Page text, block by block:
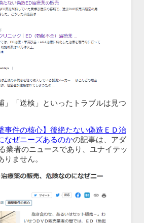
」「送検」といったトラブルは見つ
事件の核心】後絶たない偽造ＥＤ治
なぜニーズあるのかの記事は、アダ
業者のニュースであり、ユナイテッ
りません。